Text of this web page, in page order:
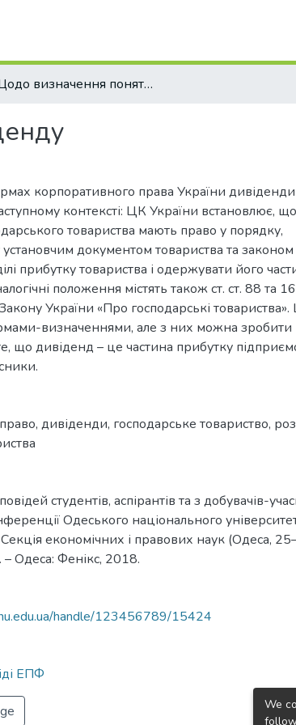
Щодо визначення поняття дивіденду
корпоративного права України дивіденди
контексті: ЦК України встановлює, що
товариства мають право у порядку,
документом товариства та
прибутку товариства і одержувати його
положення містять також ст. ст. 88 та
України «Про господарські товариства».
визначеннями, але з них можна зробити
що дивіденд – це частина прибутку
, дивіденди, господарське товариство,
студентів, аспірантів та з добувачів-
Одеського національного
Секція економічних і правових наук (Одеса,
– Одеса: Фенікс, 2018.
handle/123456789/15424
ЕПФ
We